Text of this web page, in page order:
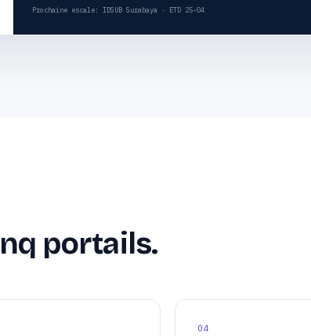
Prochaine escale: IDSUB Surabaya · ETD 25-04
portails.
04